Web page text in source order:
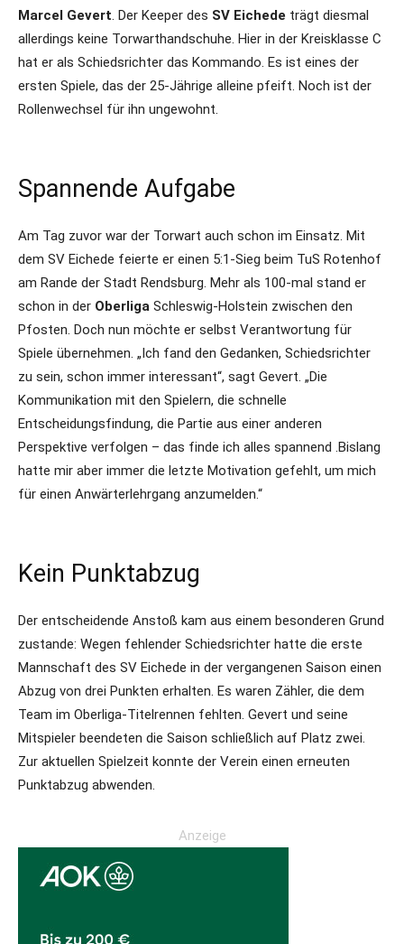
Marcel Gevert. Der Keeper des SV Eichede trägt diesmal
allerdings keine Torwarthandschuhe. Hier in der Kreisklasse C
hat er als Schiedsrichter das Kommando. Es ist eines der
ersten Spiele, das der 25-Jährige alleine pfeift. Noch ist der
Rollenwechsel für ihn ungewohnt.
Spannende Aufgabe
Am Tag zuvor war der Torwart auch schon im Einsatz. Mit
dem SV Eichede feierte er einen 5:1-Sieg beim TuS Rotenhof
am Rande der Stadt Rendsburg. Mehr als 100-mal stand er
schon in der Oberliga Schleswig-Holstein zwischen den
Pfosten. Doch nun möchte er selbst Verantwortung für
Spiele übernehmen. „Ich fand den Gedanken, Schiedsrichter
zu sein, schon immer interessant“, sagt Gevert. „Die
Kommunikation mit den Spielern, die schnelle
Entscheidungsfindung, die Partie aus einer anderen
Perspektive verfolgen – das finde ich alles spannend .Bislang
hatte mir aber immer die letzte Motivation gefehlt, um mich
für einen Anwärterlehrgang anzumelden.“
Kein Punktabzug
Der entscheidende Anstoß kam aus einem besonderen Grund
zustande: Wegen fehlender Schiedsrichter hatte die erste
Mannschaft des SV Eichede in der vergangenen Saison einen
Abzug von drei Punkten erhalten. Es waren Zähler, die dem
Team im Oberliga-Titelrennen fehlten. Gevert und seine
Mitspieler beendeten die Saison schließlich auf Platz zwei.
Zur aktuellen Spielzeit konnte der Verein einen erneuten
Punktabzug abwenden.
Anzeige